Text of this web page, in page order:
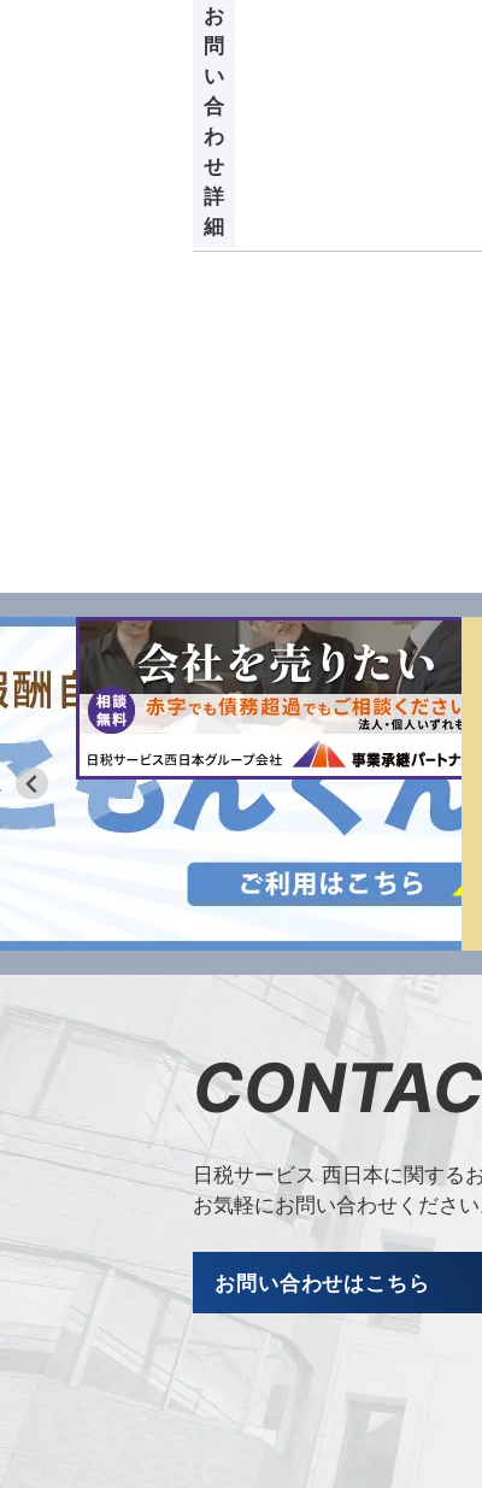
お
問
い
合
わ
せ
詳
細
日税サービス 西日本に関する
お気軽にお問い合わせください
お問い合わせはこちら